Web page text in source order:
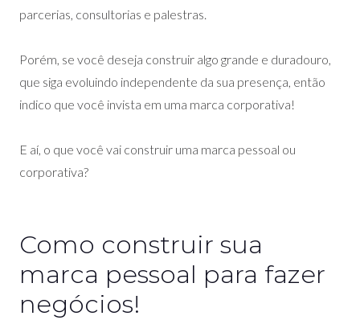
parcerias, consultorias e palestras.
Porém, se você deseja construir algo grande e duradouro,
que siga evoluindo independente da sua presença, então
indico que você invista em uma marca corporativa!
E aí, o que você vai construir uma marca pessoal ou
corporativa?
Como construir sua
marca pessoal para fazer
negócios!